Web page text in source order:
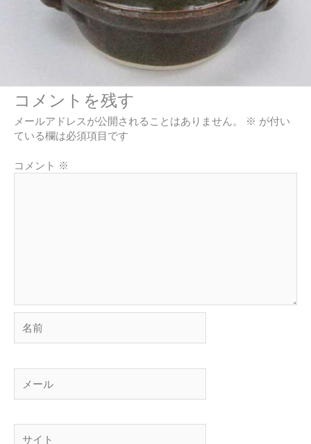
コメントを残す
メールアドレスが公開されることはありません。 ※ が付い
ている欄は必須項目です
コメント ※
前
ー
ル